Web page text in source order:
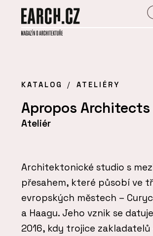
KATALOG ATELIÉRY
Apropos Architects
Ateliér
Architektonické studio s
přesahem, které působí ve
evropských městech –
a Haagu. Jeho vznik se
2016, kdy trojice zakladatelů